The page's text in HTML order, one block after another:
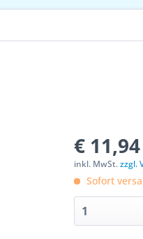
€
inkl. MwSt.zzgl.
Sofort